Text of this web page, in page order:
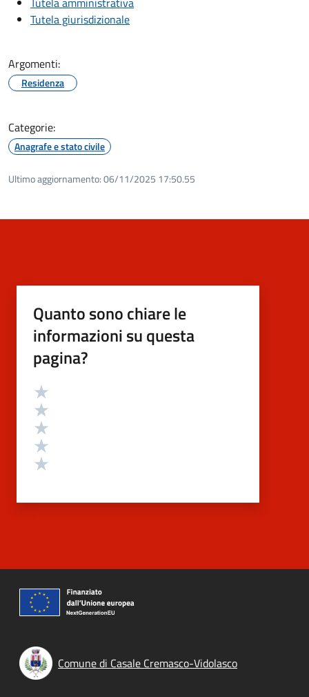
Tutela giurisdizionale
Argomenti:
Residenza
Categorie:
Anagrafe e stato civile
Ultimo aggiornamento:06/11/2025 17:50.55
Quanto sono chiare le
informazioni su questa
pagina?
Valutazione
Comune di Casale Cremasco-Vidolasco